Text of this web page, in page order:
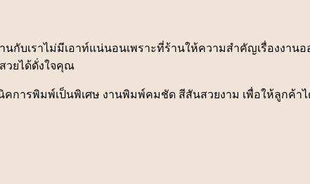
นกับเราไม่มีเอาท์แน่นอนเพราะที่ร้านให้ความสำคัญเรื่องงา
วยได้ดั่งใจคุณ
คการพิมพ์เป็นพิเศษ งานพิมพ์คมชัด สีสันสวยงาม เพื่อให้ลูกค้